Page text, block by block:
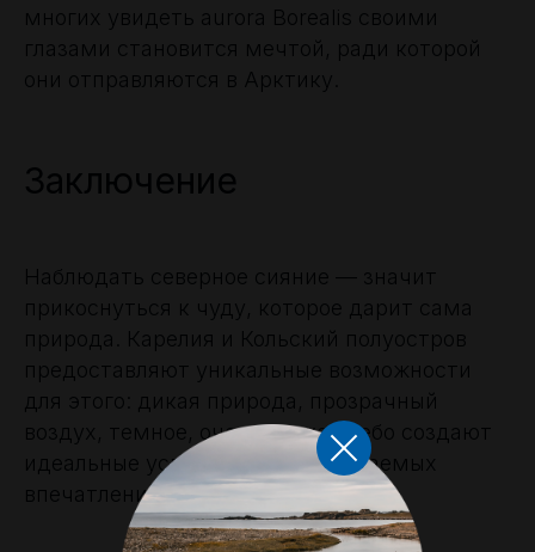
многих увидеть aurora Borealis своими
глазами становится мечтой, ради которой
они отправляются в Арктику.
Заключение
Наблюдать северное сияние — значит
прикоснуться к чуду, которое дарит сама
природа. Карелия и Кольский полуостров
предоставляют уникальные возможности
для этого: дикая природа, прозрачный
воздух, темное, очень низкое небо создают
идеальные условия для незабываемых
впечатлений.